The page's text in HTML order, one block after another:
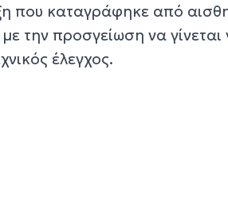
που καταγράφηκε από
την προσγείωση να γίνεται
έλεγχος.